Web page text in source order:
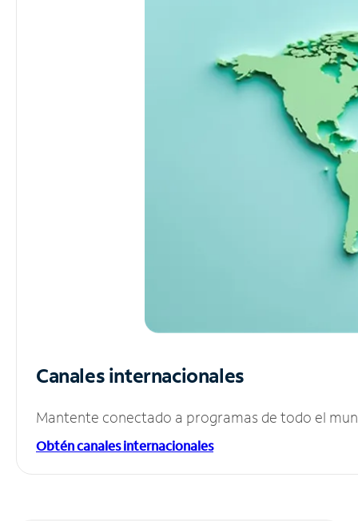
Canales internacionales
Mantente conectado a programas de todo el
Obtén canales internacionales